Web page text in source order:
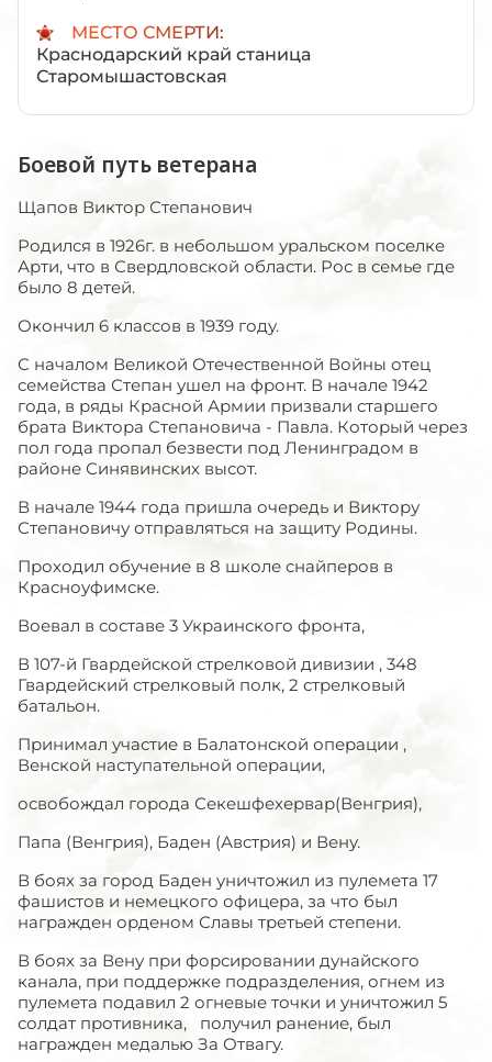
МЕСТО СМЕРТИ:
Краснодарский край станица
Старомышастовская
Боевой путь ветерана
Щапов Виктор Степанович
Родился в 1926г. в небольшом уральском поселке
Арти, что в Свердловской области. Рос в семье где
было 8 детей.
Окончил 6 классов в 1939 году.
С началом Великой Отечественной Войны отец
семейства Степан ушел на фронт. В начале 1942
года, в ряды Красной Армии призвали старшего
брата Виктора Степановича - Павла. Который через
пол года пропал безвести под Ленинградом в
районе Синявинских высот.
В начале 1944 года пришла очередь и Виктору
Степановичу отправляться на защиту Родины.
Проходил обучение в 8 школе снайперов в
Красноуфимске.
Воевал в составе 3 Украинского фронта,
В 107-й Гвардейской стрелковой дивизии , 348
Гвардейский стрелковый полк, 2 стрелковый
батальон.
Принимал участие в Балатонской операции ,
Венской наступательной операции,
освобождал города Секешфехервар(Венгрия),
Папа (Венгрия), Баден (Австрия) и Вену.
В боях за город Баден уничтожил из пулемета 17
фашистов и немецкого офицера, за что был
награжден орденом Славы третьей степени.
В боях за Вену при форсировании дунайского
канала, при поддержке подразделения, огнем из
пулемета подавил 2 огневые точки и уничтожил 5
солдат противника, получил ранение, был
награжден медалью За Отвагу.